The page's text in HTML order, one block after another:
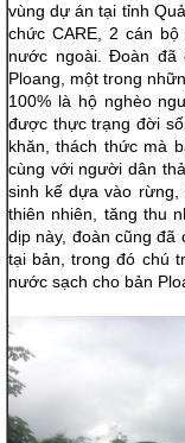
vùng dự án tại tỉnh
chức CARE, 2 cán
nước ngoài. Đoàn đã
Ploang, một trong
100% là hộ nghèo
được thực trạng đời
khăn, thách thức mà
cùng với người dân
sinh kế dựa vào rừng,
thiên nhiên, tăng thu
dịp này, đoàn cũng đã
tại bản, trong đó chú
nước sạch cho bản